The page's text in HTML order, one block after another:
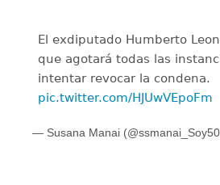
El exdiputado Humberto
que agotará todas las
intentar revocar la condena.
pic.twitter.com/HJUwVEpoFm
— Susana Manai